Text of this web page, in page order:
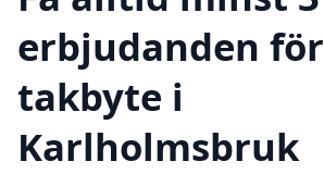
erbjudanden för
takbyte i
Karlholmsbruk